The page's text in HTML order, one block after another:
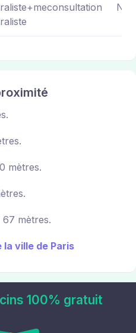
NC
mètres.
67 mètres.
la ville de Paris
100% gratuit